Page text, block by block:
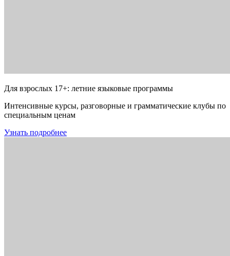
Для взрослых 17+: летние языковые программы
Интенсивные курсы, разговорные и грамматические клубы по
специальным ценам
Узнать подробнее